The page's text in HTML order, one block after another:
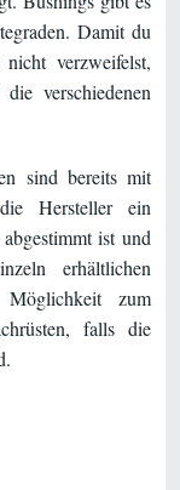
Damit du
verzweifelst,
verschiedenen
sind bereits mit
Hersteller ein
ist und
erhältlichen
zum
falls die